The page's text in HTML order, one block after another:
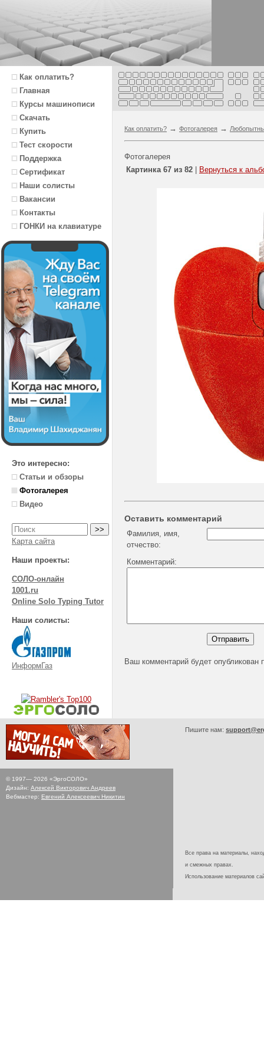
Как оплатить?
Главная
Курсы машинописи
Скачать
Купить
Тест скорости
Поддержка
Сертификат
Наши солисты
Вакансии
Контакты
ГОНКИ на клавиатуре
Это интересно:
Статьи и обзоры
Фотогалерея
Видео
Карта сайта
Наши проекты:
СОЛО-онлайн
1001.ru
Online Solo Typing Tutor
Наши солисты:
ИнформГаз
Как оплатить? → Фотогалерея →
Фотогалерея
Картинка 67 из 82 | Вернуться к
Оставить комментарий
Фамилия, имя,
отчество:
Комментарий:
Ваш комментарий будет опубликован
© 1997— 2026 «ЭргоСОЛО»
Дизайн: Алексей Викторович Андреев
Вебмастер: Евгений Алексеевич Никитин
Пишите нам:
Все права на материалы,
и смежных правах.
Использование материалов